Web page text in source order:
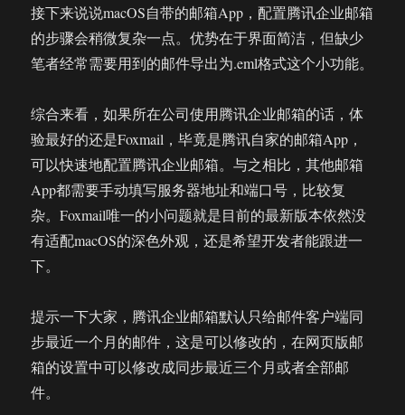
接下来说说macOS自带的邮箱App，配置腾讯企业邮箱
的步骤会稍微复杂一点。优势在于界面简洁，但缺少
笔者经常需要用到的邮件导出为.eml格式这个小功能。
综合来看，如果所在公司使用腾讯企业邮箱的话，体
验最好的还是Foxmail，毕竟是腾讯自家的邮箱App，
可以快速地配置腾讯企业邮箱。与之相比，其他邮箱
App都需要手动填写服务器地址和端口号，比较复
杂。Foxmail唯一的小问题就是目前的最新版本依然没
有适配macOS的深色外观，还是希望开发者能跟进一
下。
提示一下大家，腾讯企业邮箱默认只给邮件客户端同
步最近一个月的邮件，这是可以修改的，在网页版邮
箱的设置中可以修改成同步最近三个月或者全部邮
件。